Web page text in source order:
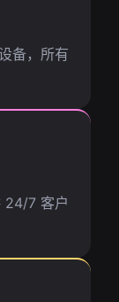
备，所有
24/7 客户